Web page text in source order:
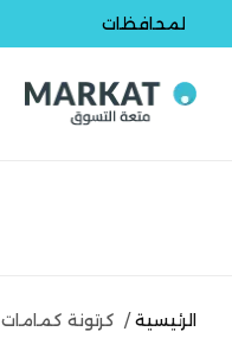
الرئيسية / كرتونة كمامات 3 طبقات - 50 كمامة